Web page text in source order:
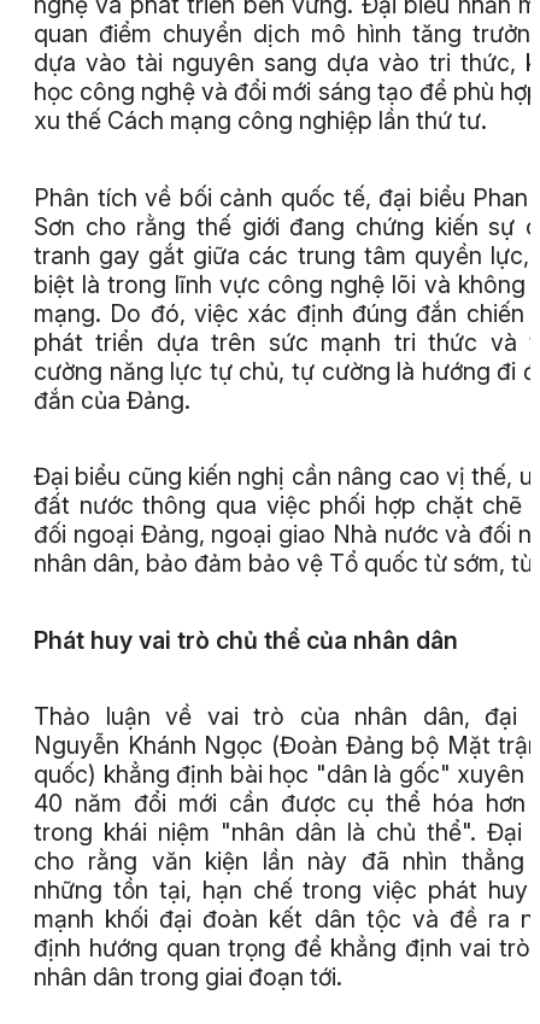
quan điểm chuyển dịch mô hình tăng
dựa vào tài nguyên sang dựa vào tri thức,
học công nghệ và đổi mới sáng tạo để phù
xu thế Cách mạng công nghiệp lần thứ tư.
Phân tích về bối cảnh quốc tế, đại biểu Phan
Sơn cho rằng thế giới đang chứng kiến sự
tranh gay gắt giữa các trung tâm quyền lực,
biệt là trong lĩnh vực công nghệ lõi và không
mạng. Do đó, việc xác định đúng đắn chiến
phát triển dựa trên sức mạnh tri thức và
cường năng lực tự chủ, tự cường là hướng đi
đắn của Đảng.
Đại biểu cũng kiến nghị cần nâng cao vị thế,
đất nước thông qua việc phối hợp chặt chẽ
đối ngoại Đảng, ngoại giao Nhà nước và đối
nhân dân, bảo đảm bảo vệ Tổ quốc từ sớm, từ
Phát huy vai trò chủ thể của nhân dân
Thảo luận về vai trò của nhân dân, đại
Nguyễn Khánh Ngọc (Đoàn Đảng bộ Mặt
quốc) khẳng định bài học "dân là gốc" xuyên
40 năm đổi mới cần được cụ thể hóa hơn
trong khái niệm "nhân dân là chủ thể". Đại
cho rằng văn kiện lần này đã nhìn thẳng
những tồn tại, hạn chế trong việc phát huy
mạnh khối đại đoàn kết dân tộc và đề ra
định hướng quan trọng để khẳng định vai trò
nhân dân trong giai đoạn tới.